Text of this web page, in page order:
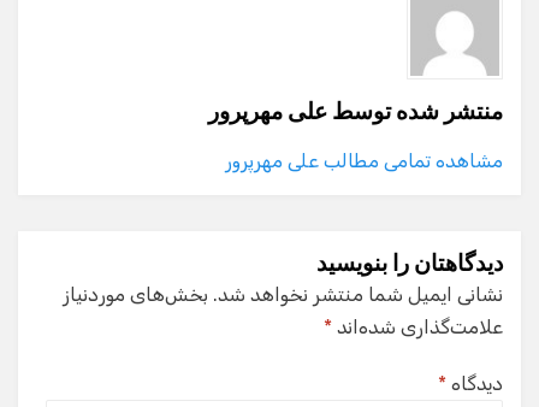
منتشر شده توسطعلی مهرپرور
مشاهده تمامی مطالب علی مهرپرور
دیدگاهتان را بنویسید
نشانی ایمیل شما منتشر نخواهد شد. بخش‌های موردنیاز
علامت‌گذاری شده‌اند *
دیدگاه *